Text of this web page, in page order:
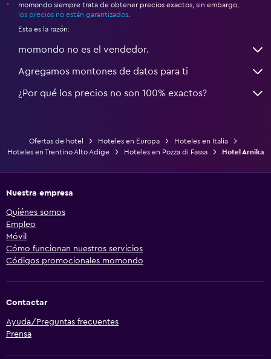
*
momondo siempre trata de obtener precios exactos, sin embargo,
los precios no están garantizados
Esta es la razón:
momondo no es el vendedor.
Agregamos montones de datos para ti
¿Por qué los precios no son 100% exactos?
Ofertas de hotel Hoteles en Europa
Hoteles en Italia
Hoteles en Trentino Alto Adige
Hoteles en Pozza di Fassa Hotel Arnika
Nuestra empresa
Quiénes somos
Empleo
Móvil
Cómo funcionan nuestros servicios
Códigos promocionales momondo
Contactar
Ayuda/Preguntas frecuentes
Prensa